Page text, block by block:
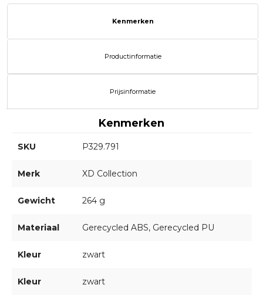
Kenmerken
Productinformatie
Prijsinformatie
Kenmerken
SKU P329.791
Merk XD Collection
Gewicht 264 g
Materiaal Gerecycled ABS, Gerecycled PU
Kleur zwart
Kleur zwart